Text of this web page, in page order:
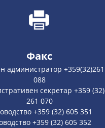
Факс
администратор +359(32)261
088
секретар +359 (32)
261 070
+359 (32) 605 351
+359 (32) 605 352